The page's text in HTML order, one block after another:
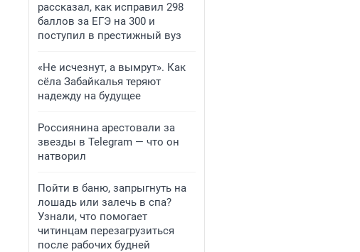
рассказал, как исправил 298
баллов за ЕГЭ на 300 и
поступил в престижный вуз
«Не исчезнут, а вымрут». Как
сёла Забайкалья теряют
надежду на будущее
Россиянина арестовали за
звезды в Telegram — что он
натворил
Пойти в баню, запрыгнуть на
лошадь или залечь в спа?
Узнали, что помогает
читинцам перезагрузиться
после рабочих будней